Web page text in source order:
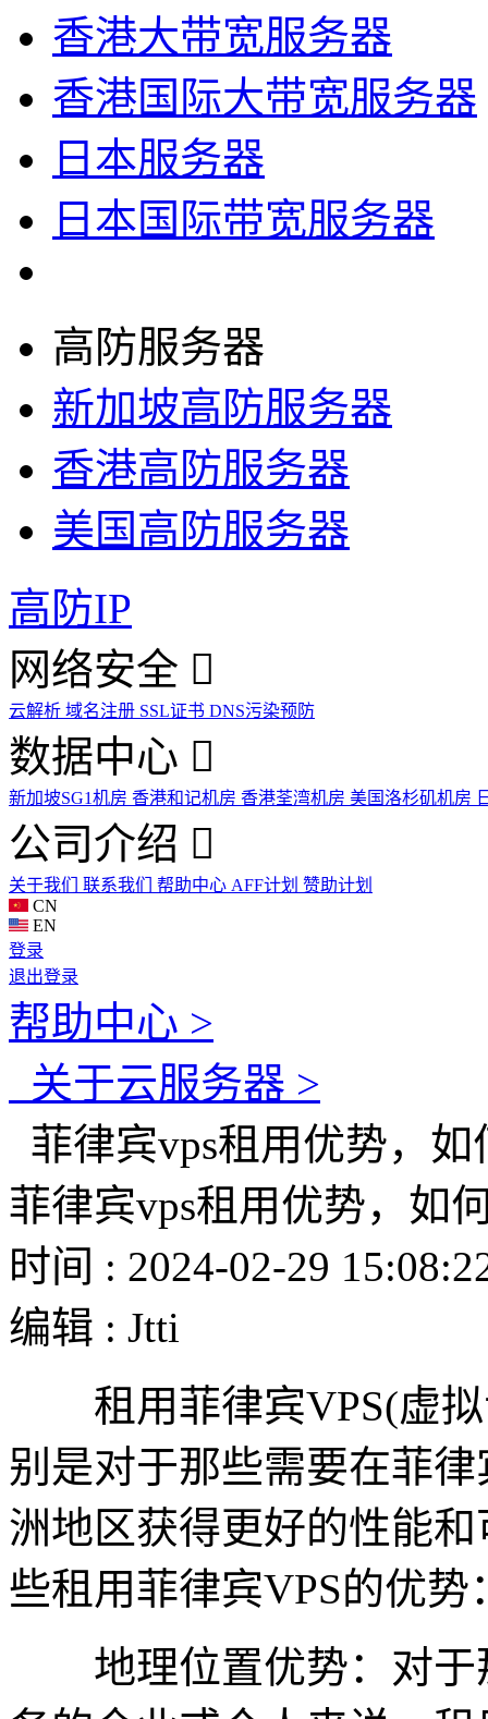
香港大带宽服务器
香港国际大带宽服务器
日本服务器
日本国际带宽服务器
高防服务器
新加坡高防服务器
香港高防服务器
美国高防服务器
高防IP
网络安全
云解析 域名注册 SSL证书 DNS污染预防
数据中心
新加坡SG1机房 香港和记机房 香港荃湾机房 美国洛杉矶机房
公司介绍
关于我们 联系我们 帮助中心 AFF计划 赞助计划
CN
EN
登录
退出登录
帮助中心 >
关于云服务器 >
菲律宾vps租用优势，如
菲律宾vps租用优势，如
时间 : 2024-02-29
编辑 : Jtti
租用菲律宾VPS(虚拟
别是对于那些需要在菲
洲地区获得更好的性能
些租用菲律宾VPS的优势
地理位置优势：对于